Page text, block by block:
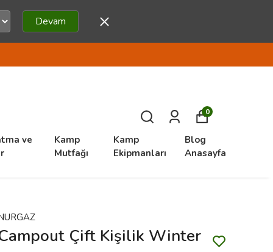
Devam
ve
Kamp
Mutfağı
Kamp
Ekipmanları
Blog
Anasayfa
0
Çift Kişilik Winter